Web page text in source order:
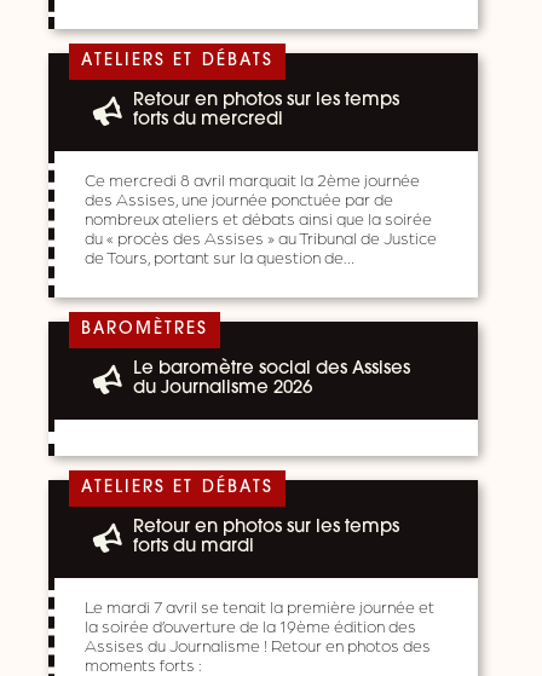
ATELIERS ET DÉBATS
Retour en photos sur les temps
forts du mercredi
Ce mercredi 8 avril marquait la 2ème journée
des Assises, une journée ponctuée par de
nombreux ateliers et débats ainsi que la soirée
du « procès des Assises » au Tribunal de Justice
de Tours, portant sur la question de…
BAROMÈTRES
Le baromètre social des Assises
du Journalisme 2026
ATELIERS ET DÉBATS
Retour en photos sur les temps
forts du mardi
Le mardi 7 avril se tenait la première journée et
la soirée d’ouverture de la 19ème édition des
Assises du Journalisme ! Retour en photos des
moments forts :